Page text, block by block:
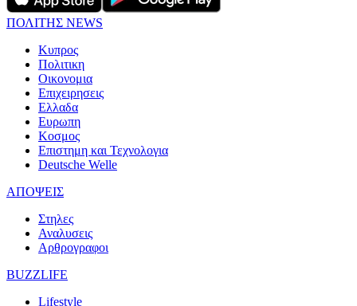
ΠΟΛΙΤΗΣ NEWS
Κυπρος
Πολιτικη
Οικονομια
Επιχειρησεις
Ελλαδα
Ευρωπη
Κοσμος
Επιστημη και Τεχνολογια
Deutsche Welle
ΑΠΟΨΕΙΣ
Στηλες
Αναλυσεις
Αρθρογραφοι
BUZZLIFE
Lifestyle